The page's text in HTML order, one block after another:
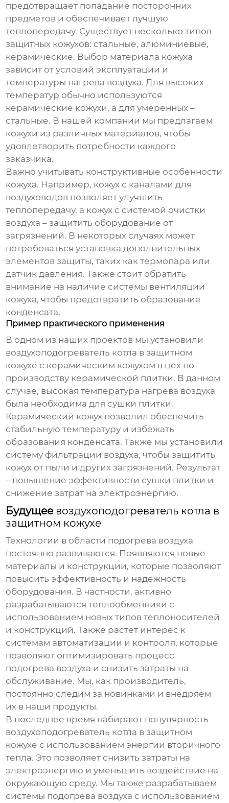
предотвращает попадание посторонних
предметов и обеспечивает лучшую
теплопередачу. Существует несколько типов
защитных кожухов: стальные, алюминиевые,
керамические. Выбор материала кожуха
зависит от условий эксплуатации и
температуры нагрева воздуха. Для высоких
температур обычно используются
керамические кожухи, а для умеренных –
стальные. В нашей компании мы предлагаем
кожухи из различных материалов, чтобы
удовлетворить потребности каждого
заказчика.
Важно учитывать конструктивные особенности
кожуха. Например, кожух с каналами для
воздуховодов позволяет улучшить
теплопередачу, а кожух с системой очистки
воздуха – защитить оборудование от
загрязнений. В некоторых случаях может
потребоваться установка дополнительных
элементов защиты, таких как термопара или
датчик давления. Также стоит обратить
внимание на наличие системы вентиляции
кожуха, чтобы предотвратить образование
конденсата.
Пример практического применения
В одном из наших проектов мы установили
воздухоподогреватель котла в защитном
кожухе с керамическим кожухом в цех по
производству керамической плитки. В данном
случае, высокая температура нагрева воздуха
была необходима для сушки плитки.
Керамический кожух позволил обеспечить
стабильную температуру и избежать
образования конденсата. Также мы установили
систему фильтрации воздуха, чтобы защитить
кожух от пыли и других загрязнений. Результат
– повышение эффективности сушки плитки и
снижение затрат на электроэнергию.
Будущее воздухоподогреватель котла в
защитном кожухе
Технологии в области подогрева воздуха
постоянно развиваются. Появляются новые
материалы и конструкции, которые позволяют
повысить эффективность и надежность
оборудования. В частности, активно
разрабатываются теплообменники с
использованием новых типов теплоносителей
и конструкций. Также растет интерес к
системам автоматизации и контроля, которые
позволяют оптимизировать процесс
подогрева воздуха и снизить затраты на
обслуживание. Мы, как производитель,
постоянно следим за новинками и внедряем
их в наши продукты.
В последнее время набирают популярность
воздухоподогреватель котла в защитном
кожухе с использованием энергии вторичного
тепла. Это позволяет снизить затраты на
электроэнергию и уменьшить воздействие на
окружающую среду. Мы также разрабатываем
системы подогрева воздуха с использованием